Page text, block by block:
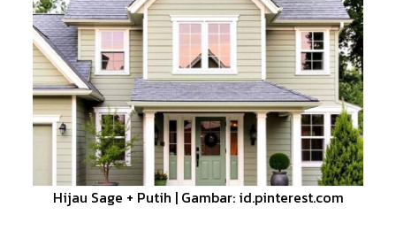
Hijau Sage + Putih | Gambar: id.pinterest.com